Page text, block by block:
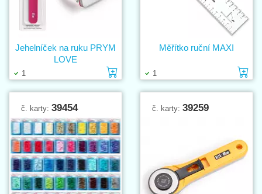
1 Vložit do košíku
Jehelníček na ruku PRYM
LOVE
1
Měřítko ruční MAXI
č. karty: 39454 č. karty: 39259